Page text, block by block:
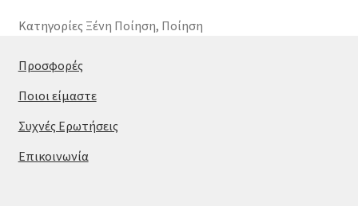
Κατηγορίες Ξένη Ποίηση, Ποίηση
Προσφορές
Ποιοι είμαστε
Συχνές Ερωτήσεις
Επικοινωνία